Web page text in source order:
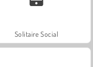
Solitaire Social